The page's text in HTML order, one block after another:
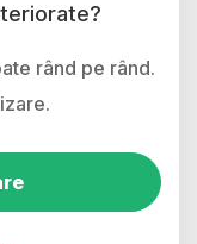
rând pe rând.